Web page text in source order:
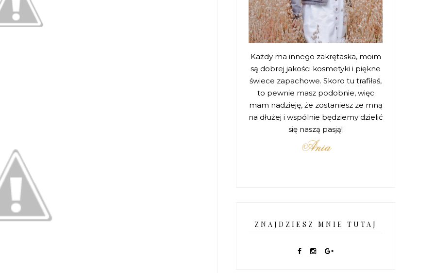
Każdy ma innego zakrętaska, moim
są dobrej jakości kosmetyki i piękne
świece zapachowe. Skoro tu trafiłaś,
to pewnie masz podobnie, więc
mam nadzieję, że zostaniesz ze mną
na dłużej i wspólnie będziemy dzielić
się naszą pasją!
ZNAJDZIESZ MNIE TUTAJ